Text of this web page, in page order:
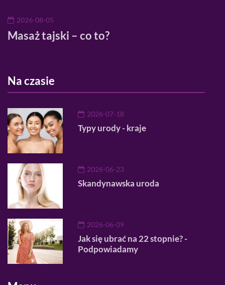
2026-08-05
Masaż tajski – co to?
Na czasie
2026-07-18
Typy urody - kraje
2026-06-23
Skandynawska uroda
2026-06-09
Jak się ubrać na 22 stopnie? -
Podpowiadamy